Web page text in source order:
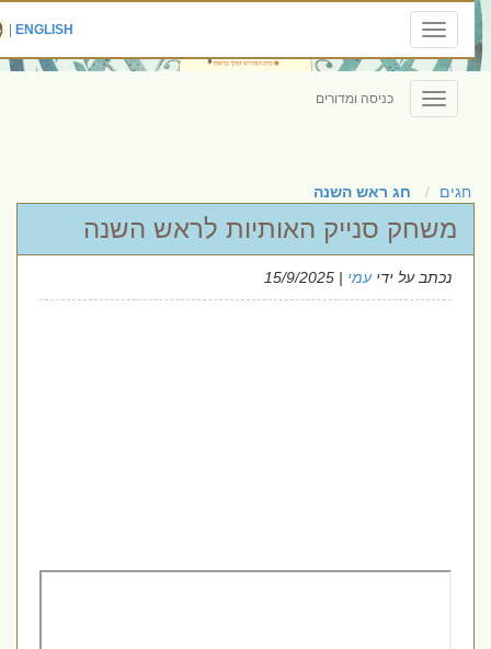
Toggle
navigation
ENGLISH
|
Toggle
navigation
כניסה ומדורים
חגים חג ראש השנה
משחק סנייק האותיות לראש השנה
נכתב על ידיעמי| 15/9/2025